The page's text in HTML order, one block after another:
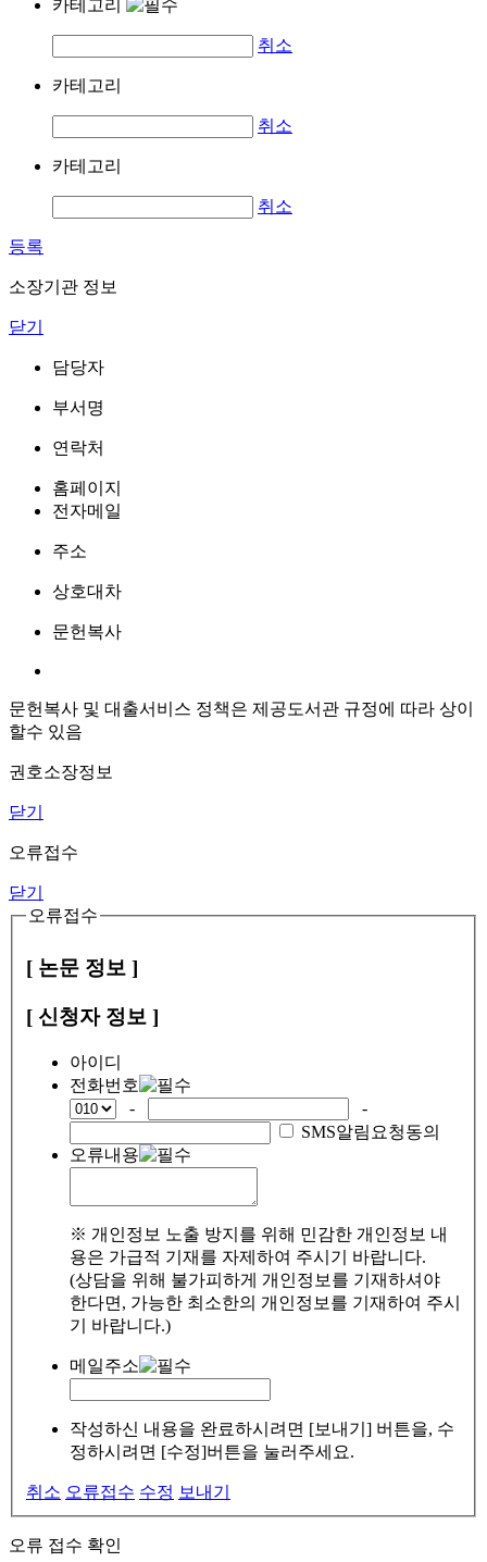
카테고리
취소
카테고리
취소
카테고리
취소
등록
소장기관 정보
닫기
담당자
부서명
연락처
홈페이지
전자메일
주소
상호대차
문헌복사
문헌복사 및 대출서비스 정책은 제공도서관 규정에 따라 상이
할수 있음
권호소장정보
닫기
오류접수
닫기
오류접수
[ 논문 정보 ]
[ 신청자 정보 ]
아이디
전화번호
-
-
SMS알림요청동의
오류내용
※ 개인정보 노출 방지를 위해 민감한 개인정보 내
용은 가급적 기재를 자제하여 주시기 바랍니다.
(상담을 위해 불가피하게 개인정보를 기재하셔야
한다면, 가능한 최소한의 개인정보를 기재하여 주시
기 바랍니다.)
메일주소
작성하신 내용을 완료하시려면 [보내기] 버튼을, 수
정하시려면 [수정]버튼을 눌러주세요.
취소 오류접수 수정 보내기
오류 접수 확인